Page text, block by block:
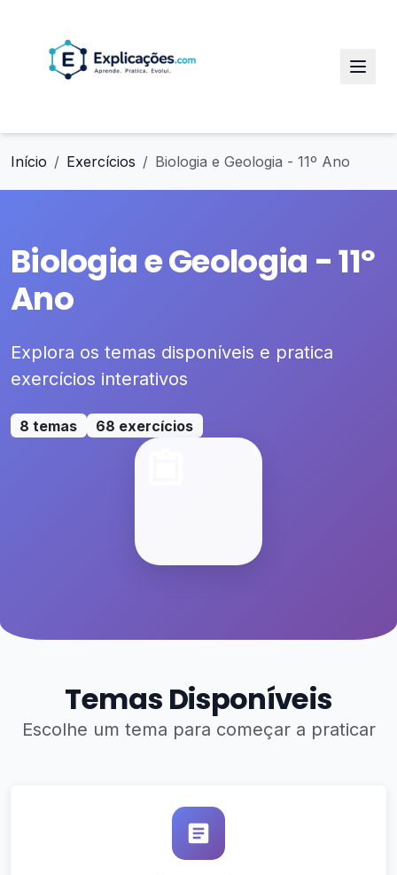
Início Exercícios Biologia e Geologia - 11º Ano
Biologia e Geologia - 11º
Ano
Explora os temas disponíveis e pratica
exercícios interativos
8 temas 68 exercícios
Temas Disponíveis
Escolhe um tema para começar a praticar